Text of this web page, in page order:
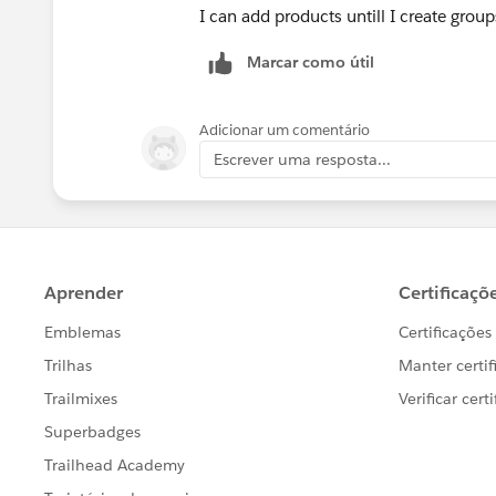
I can add products untill I create
Marcar como útil
Adicionar um comentário
Escrever uma resposta...